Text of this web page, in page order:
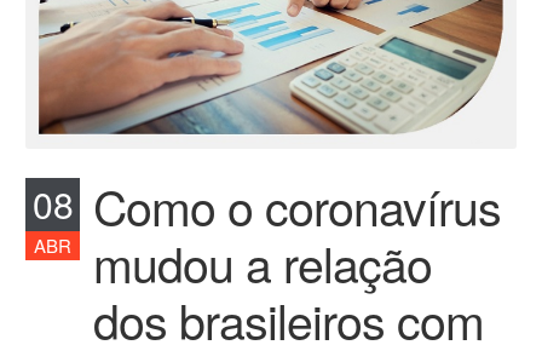
08
ABR
Como o coronavírus
mudou a relação
dos brasileiros com